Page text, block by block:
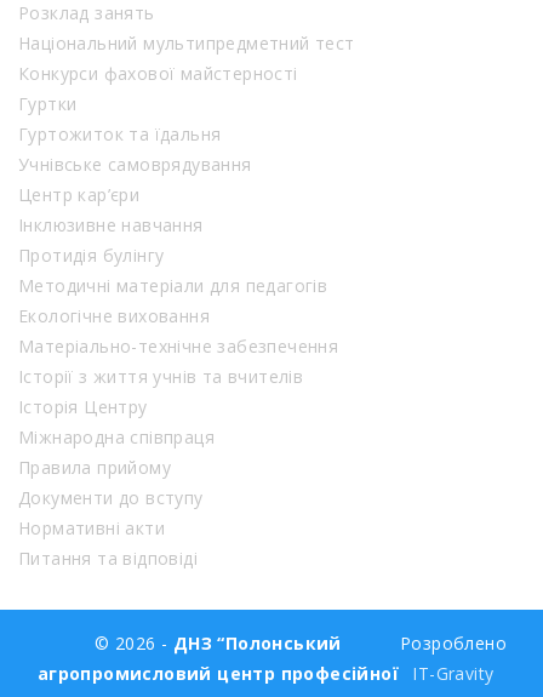
Розклад занять
Національний мультипредметний тест
Конкурси фахової майстерності
Гуртки
Гуртожиток та їдальня
Учнівське самоврядування
Центр кар’єри
Інклюзивне навчання
Протидія булінгу
Методичні матеріали для педагогів
Екологічне виховання
Матеріально-технічне забезпечення
Історії з життя учнів та вчителів
Історія Центру
Міжнародна співпраця
Правила прийому
Документи до вступу
Нормативні акти
Питання та відповіді
© 2026 - ДНЗ “Полонський
агропромисловий центр професійної
Розроблено
IT-Gravity